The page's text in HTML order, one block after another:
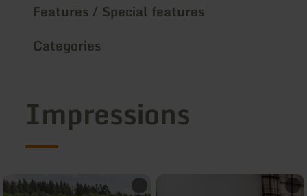
Features / Special features
Categories
Impressions